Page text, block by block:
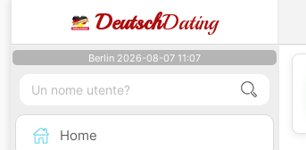
DeutschDating
Berlin 2026-08-07 11:07
Home